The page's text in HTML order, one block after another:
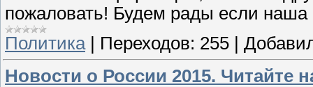
пожаловать! Будем рады если наша
Политика | Переходов: 255 |
Новости о России 2015. Читайте